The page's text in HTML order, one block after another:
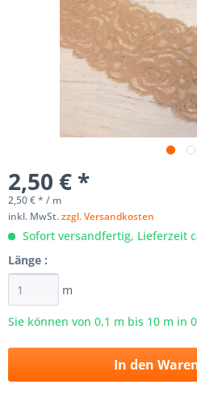
2,50 € *
2,50 € * / m
inkl. MwSt.zzgl. Versandkosten
Sofort versandfertig, Lieferzeit
Länge :
m
Sie können von 0,1 m bis 10 m in
In den